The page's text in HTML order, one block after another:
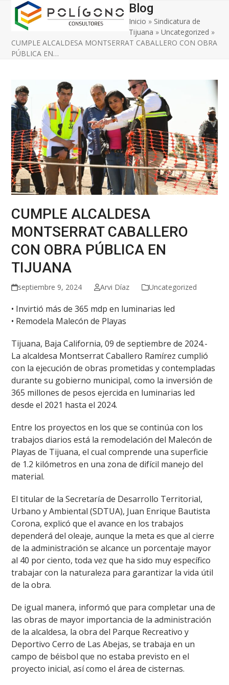
Skip
content
Open
mobile
menu
Close
mobile
menu
Blog
Inicio » Sindicatura de
Tijuana »Uncategorized »
CUMPLE ALCALDESA MONTSERRAT CABALLERO CON OBRA
PÚBLICA EN…
CUMPLE ALCALDESA
MONTSERRAT CABALLERO
CON OBRA PÚBLICA EN
TIJUANA
septiembre 9, 2024 Arvi Díaz Uncategorized
• Invirtió más de 365 mdp en luminarias led
• Remodela Malecón de Playas
Tijuana, Baja California, 09 de septiembre de 2024.-
La alcaldesa Montserrat Caballero Ramírez cumplió
con la ejecución de obras prometidas y contempladas
durante su gobierno municipal, como la inversión de
365 millones de pesos ejercida en luminarias led
desde el 2021 hasta el 2024.
Entre los proyectos en los que se continúa con los
trabajos diarios está la remodelación del Malecón de
Playas de Tijuana, el cual comprende una superficie
de 1.2 kilómetros en una zona de difícil manejo del
material.
El titular de la Secretaría de Desarrollo Territorial,
Urbano y Ambiental (SDTUA), Juan Enrique Bautista
Corona, explicó que el avance en los trabajos
dependerá del oleaje, aunque la meta es que al cierre
de la administración se alcance un porcentaje mayor
al 40 por ciento, toda vez que ha sido muy específico
trabajar con la naturaleza para garantizar la vida útil
de la obra.
De igual manera, informó que para completar una de
las obras de mayor importancia de la administración
de la alcaldesa, la obra del Parque Recreativo y
Deportivo Cerro de Las Abejas, se trabaja en un
campo de béisbol que no estaba previsto en el
proyecto inicial, así como el área de cisternas.